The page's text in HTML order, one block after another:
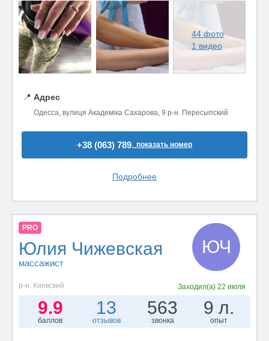
44 фото
1 видео
📍 Адрес
Одесса, вулиця Академіка Сахарова, 9 р-н. Пересыпский
+38 (063) 789..показать номер
Подробнее
PRO
Юлия Чижевская
массажист
ЮЧ
р-н. Киевский Заходил(а)22 июля
9.9
баллов
13
отзывов
563
звонка
9 л.
опыт